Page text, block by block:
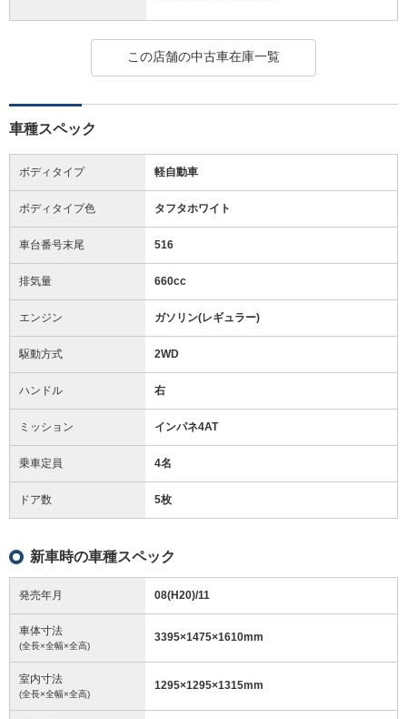
この店舗の中古車在庫一覧
車種スペック
ボディタイプ 軽自動車
ボディタイプ色 タフタホワイト
車台番号末尾 516
排気量 660cc
エンジン ガソリン(レギュラー)
駆動方式 2WD
ハンドル 右
ミッション インパネ4AT
乗車定員 4名
ドア数 5枚
新車時の車種スペック
発売年月 08(H20)/11
車体寸法
(全長×全幅×全高)
3395×1475×1610mm
室内寸法
(全長×全幅×全高)
1295×1295×1315mm